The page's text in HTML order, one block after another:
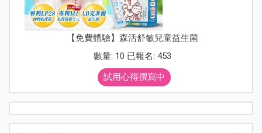
【免費體驗】森活舒敏兒童益生菌
數量: 10 已報名: 453
試用心得撰寫中